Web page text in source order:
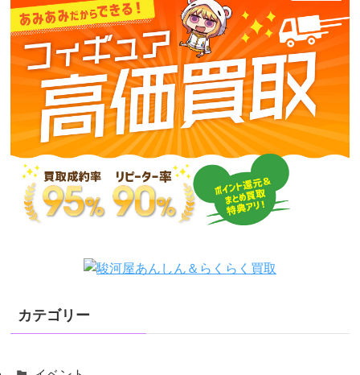
カテゴリー